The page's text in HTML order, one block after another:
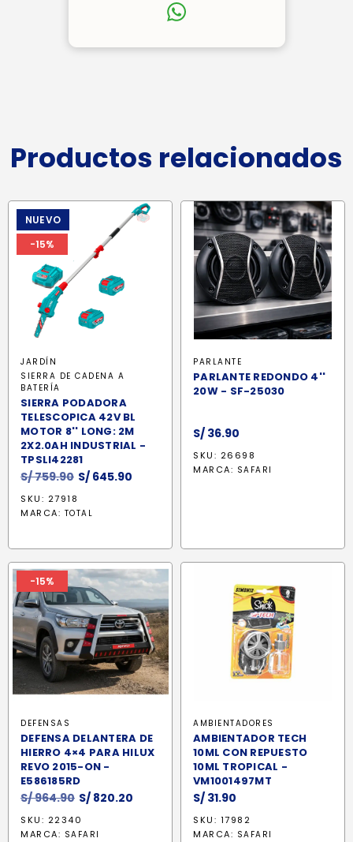
Productos relacionados
NUEVO
-15%
JARDÍN
SIERRA DE CADENA A
BATERÍA
SIERRA PODADORA
TELESCOPICA 42V BL
MOTOR 8'' LONG: 2M
2X2.0AH INDUSTRIAL -
TPSLI42281
S/759.90 El
original
S/ 645.90
SKU: 27918
MARCA: TOTAL
PARLANTE
PARLANTE REDONDO 4''
20W - SF-25030
S/ 36.90
SKU: 26698
MARCA: SAFARI
-15%
DEFENSAS
DEFENSA DELANTERA DE
HIERRO 4×4 PARA HILUX
REVO 2015-ON -
E586185RD
S/964.90 El
precio
original
S/ 820.20
SKU: 22340
MARCA: SAFARI
AMBIENTADORES
AMBIENTADOR TECH
10ML CON REPUESTO
10ML TROPICAL -
VM1001497MT
S/ 31.90
SKU: 17982
MARCA: SAFARI